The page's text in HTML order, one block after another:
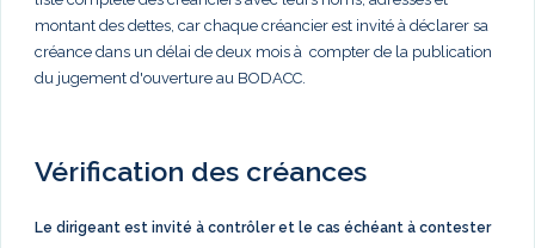
montant des dettes, car chaque créancier est invité à déclarer sa
créance dans un délai de deux mois à compter de la publication
du jugement d'ouverture au BODACC.
Vérification des créances
Le dirigeant est invité à contrôler et le cas échéant à contester